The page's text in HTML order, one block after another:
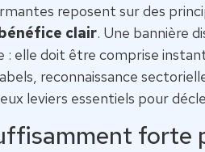
reposent sur des
clair. Une bannière
: elle doit être comprise
reconnaissance
leviers essentiels pour
forte